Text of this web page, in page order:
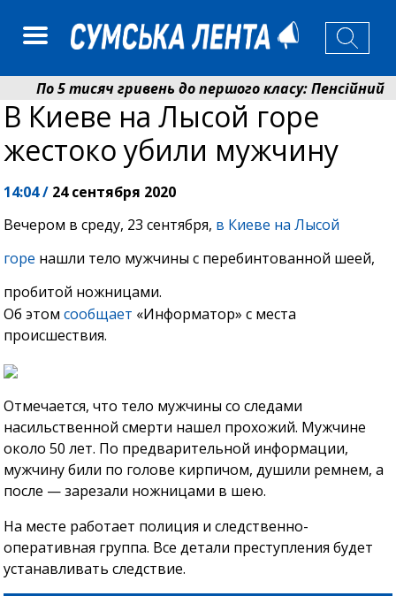
По 5 тисяч гривень до першого класу: Пенсійний
Ніколаєнко: у Сумах погодили 115 компенсацій на
В Киеве на Лысой горе
жестоко убили мужчину
14:04 / 24 сентября 2020
Вечером в среду, 23 сентября, в Киеве на Лысой
горе нашли тело мужчины с перебинтованной шеей,
пробитой ножницами.
Об этомсообщает «Информатор» с места
происшествия.
Отмечается, что тело мужчины со следами
насильственной смерти нашел прохожий. Мужчине
около 50 лет. По предварительной информации,
мужчину били по голове кирпичом, душили ремнем, а
после — зарезали ножницами в шею.
На месте работает полиция и следственно-
оперативная группа. Все детали преступления будет
устанавливать следствие.